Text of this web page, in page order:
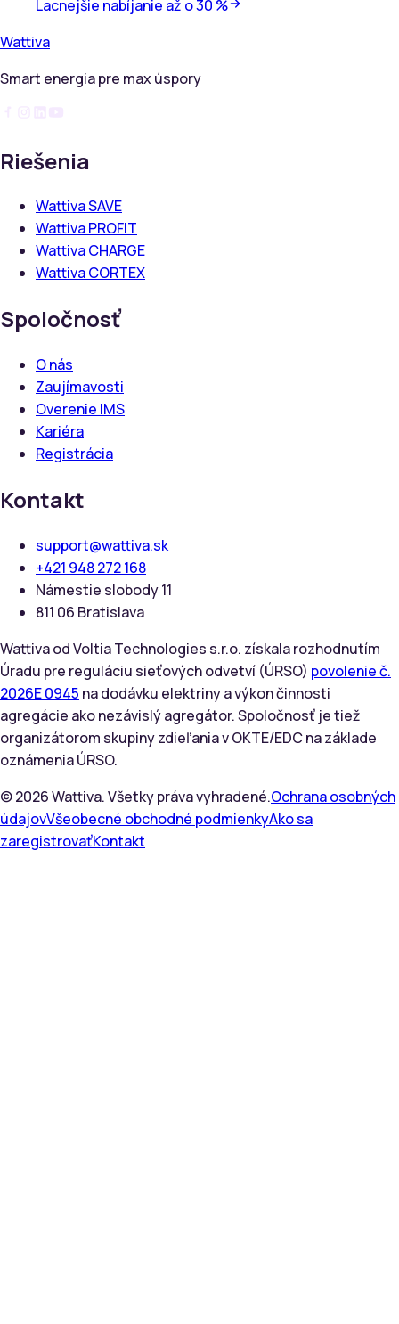
Lacnejšie nabíjanie až o 30 %
Wattiva
Smart energia pre max úspory
Riešenia
Wattiva SAVE
Wattiva PROFIT
Wattiva CHARGE
Wattiva CORTEX
Spoločnosť
O nás
Zaujímavosti
Overenie IMS
Kariéra
Registrácia
Kontakt
support@wattiva.sk
+421 948 272 168
Námestie slobody 11
811 06 Bratislava
Wattiva od Voltia Technologies s.r.o. získala rozhodnutím
Úradu pre reguláciu sieťových odvetví (ÚRSO) povolenie č.
2026E 0945 na dodávku elektriny a výkon činnosti
agregácie ako nezávislý agregátor. Spoločnosť je tiež
organizátorom skupiny zdieľania v OKTE/EDC na základe
oznámenia ÚRSO.
©2026Wattiva. Všetky práva vyhradené.Ochrana osobných
údajovVšeobecné obchodné podmienkyAko sa
zaregistrovaťKontakt